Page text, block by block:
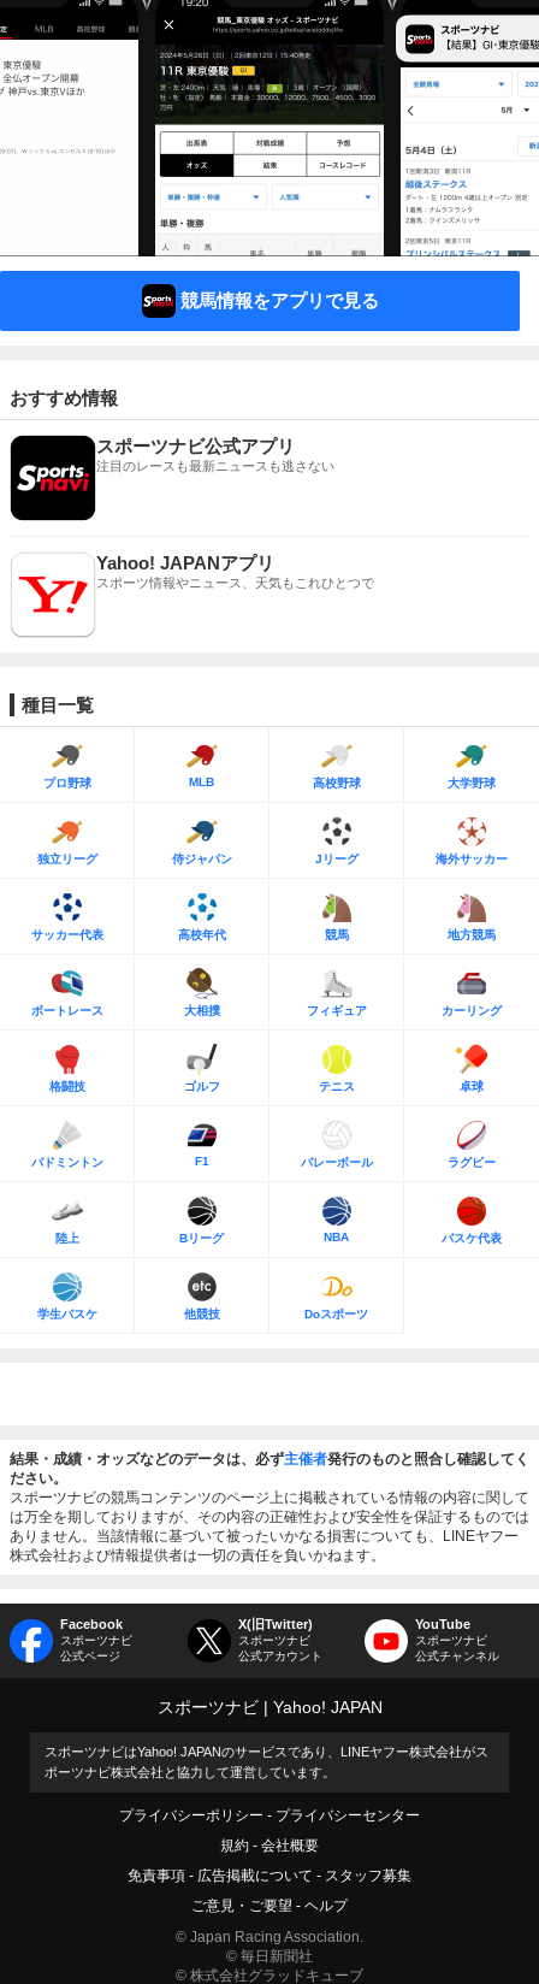
競馬情報をアプリで見る
おすすめ情報
スポーツナビ公式アプリ
注目のレースも最新ニュースも逃さない
Yahoo! JAPANアプリ
スポーツ情報やニュース、天気もこれひとつで
種目一覧
プロ野球 MLB 高校野球 大学野球
独立リーグ 侍ジャパン Jリーグ 海外サッカー
サッカー代表 高校年代 競馬 地方競馬
ボートレース 大相撲 フィギュア カーリング
格闘技 ゴルフ テニス 卓球
バドミントン F1 バレーボール ラグビー
陸上 Bリーグ NBA バスケ代表
学生バスケ 他競技 Doスポーツ
結果・成績・オッズなどのデータは、必ず主催者発行のものと照合し確認してく
ださい。
スポーツナビの競馬コンテンツのページ上に掲載されている情報の内容に関して
は万全を期しておりますが、その内容の正確性および安全性を保証するものでは
ありません。当該情報に基づいて被ったいかなる損害についても、LINEヤフー
株式会社および情報提供者は一切の責任を負いかねます。
Facebook
スポーツナビ
公式ページ
X(旧Twitter)
スポーツナビ
公式アカウント
YouTube
スポーツナビ
公式チャンネル
スポーツナビ Yahoo! JAPAN
スポーツナビはYahoo! JAPANのサービスであり、LINEヤフー株式会社がス
ポーツナビ株式会社と協力して運営しています。
プライバシーポリシー
プライバシーセンター
規約
会社概要
免責事項
広告掲載について
スタッフ募集
ご意見・ご要望
ヘルプ
© Japan Racing Association.
© 毎日新聞社
© 株式会社グラッドキューブ